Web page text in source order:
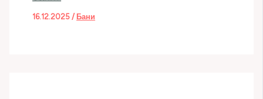
16.12.2025/ Бани